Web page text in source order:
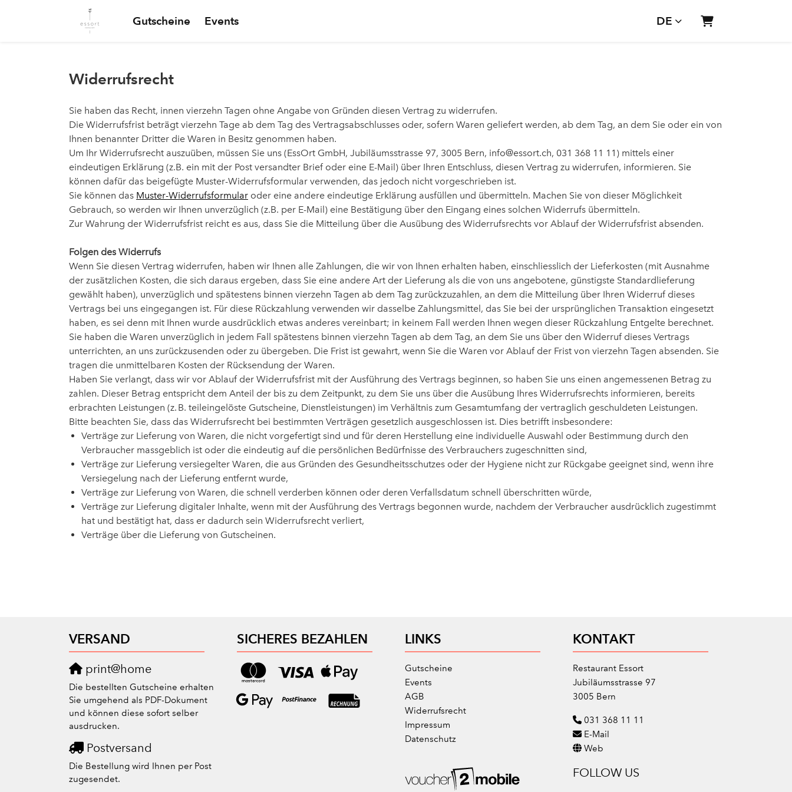
Gutscheine Events DE
Warenkorb
Widerrufsrecht
Sie haben das Recht, innen vierzehn Tagen ohne Angabe von Gründen diesen Vertrag zu widerrufen.
Die Widerrufsfrist beträgt vierzehn Tage ab dem Tag des Vertragsabschlusses oder, sofern Waren geliefert werden, ab dem Tag, an dem Sie oder ein von
Ihnen benannter Dritter die Waren in Besitz genommen haben.
Um Ihr Widerrufsrecht auszuüben, müssen Sie uns (EssOrt GmbH, Jubiläumsstrasse 97, 3005 Bern, info@essort.ch, 031 368 11 11) mittels einer
eindeutigen Erklärung (z.B. ein mit der Post versandter Brief oder eine E-Mail) über Ihren Entschluss, diesen Vertrag zu widerrufen, informieren. Sie
können dafür das beigefügte Muster-Widerrufsformular verwenden, das jedoch nicht vorgeschrieben ist.
Sie können das Muster-Widerrufsformular oder eine andere eindeutige Erklärung ausfüllen und übermitteln. Machen Sie von dieser Möglichkeit
Gebrauch, so werden wir Ihnen unverzüglich (z.B. per E-Mail) eine Bestätigung über den Eingang eines solchen Widerrufs übermitteln.
Zur Wahrung der Widerrufsfrist reicht es aus, dass Sie die Mitteilung über die Ausübung des Widerrufsrechts vor Ablauf der Widerrufsfrist absenden.
Folgen des Widerrufs
Wenn Sie diesen Vertrag widerrufen, haben wir Ihnen alle Zahlungen, die wir von Ihnen erhalten haben, einschliesslich der Lieferkosten (mit Ausnahme
der zusätzlichen Kosten, die sich daraus ergeben, dass Sie eine andere Art der Lieferung als die von uns angebotene, günstigste Standardlieferung
gewählt haben), unverzüglich und spätestens binnen vierzehn Tagen ab dem Tag zurückzuzahlen, an dem die Mitteilung über Ihren Widerruf dieses
Vertrags bei uns eingegangen ist. Für diese Rückzahlung verwenden wir dasselbe Zahlungsmittel, das Sie bei der ursprünglichen Transaktion eingesetzt
haben, es sei denn mit Ihnen wurde ausdrücklich etwas anderes vereinbart; in keinem Fall werden Ihnen wegen dieser Rückzahlung Entgelte berechnet.
Sie haben die Waren unverzüglich in jedem Fall spätestens binnen vierzehn Tagen ab dem Tag, an dem Sie uns über den Widerruf dieses Vertrags
unterrichten, an uns zurückzusenden oder zu übergeben. Die Frist ist gewahrt, wenn Sie die Waren vor Ablauf der Frist von vierzehn Tagen absenden. Sie
tragen die unmittelbaren Kosten der Rücksendung der Waren.
Haben Sie verlangt, dass wir vor Ablauf der Widerrufsfrist mit der Ausführung des Vertrags beginnen, so haben Sie uns einen angemessenen Betrag zu
zahlen. Dieser Betrag entspricht dem Anteil der bis zu dem Zeitpunkt, zu dem Sie uns über die Ausübung Ihres Widerrufsrechts informieren, bereits
erbrachten Leistungen (z. B. teileingelöste Gutscheine, Dienstleistungen) im Verhältnis zum Gesamtumfang der vertraglich geschuldeten Leistungen.
Bitte beachten Sie, dass das Widerrufsrecht bei bestimmten Verträgen gesetzlich ausgeschlossen ist. Dies betrifft insbesondere:
Verträge zur Lieferung von Waren, die nicht vorgefertigt sind und für deren Herstellung eine individuelle Auswahl oder Bestimmung durch den
Verbraucher massgeblich ist oder die eindeutig auf die persönlichen Bedürfnisse des Verbrauchers zugeschnitten sind,
Verträge zur Lieferung versiegelter Waren, die aus Gründen des Gesundheitsschutzes oder der Hygiene nicht zur Rückgabe geeignet sind, wenn ihre
Versiegelung nach der Lieferung entfernt wurde,
Verträge zur Lieferung von Waren, die schnell verderben können oder deren Verfallsdatum schnell überschritten würde,
Verträge zur Lieferung digitaler Inhalte, wenn mit der Ausführung des Vertrags begonnen wurde, nachdem der Verbraucher ausdrücklich zugestimmt
hat und bestätigt hat, dass er dadurch sein Widerrufsrecht verliert,
Verträge über die Lieferung von Gutscheinen.
VERSAND
print@home
Die bestellten Gutscheine erhalten
Sie umgehend als PDF-Dokument
und können diese sofort selber
ausdrucken.
Postversand
Die Bestellung wird Ihnen per Post
zugesendet.
SICHERES BEZAHLEN LINKS
Gutscheine
Events
AGB
Widerrufsrecht
Impressum
Datenschutz
KONTAKT
Restaurant Essort
Jubiläumsstrasse 97
3005 Bern
031 368 11 11
E-Mail
Web
FOLLOW US